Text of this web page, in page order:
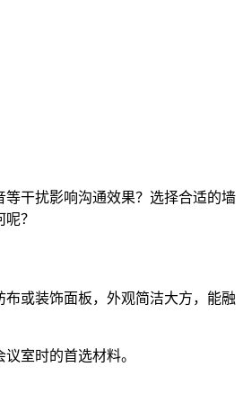
干扰影响沟通效果？选择合适的墙
？
或装饰面板，外观简洁大方，能融
室时的首选材料。